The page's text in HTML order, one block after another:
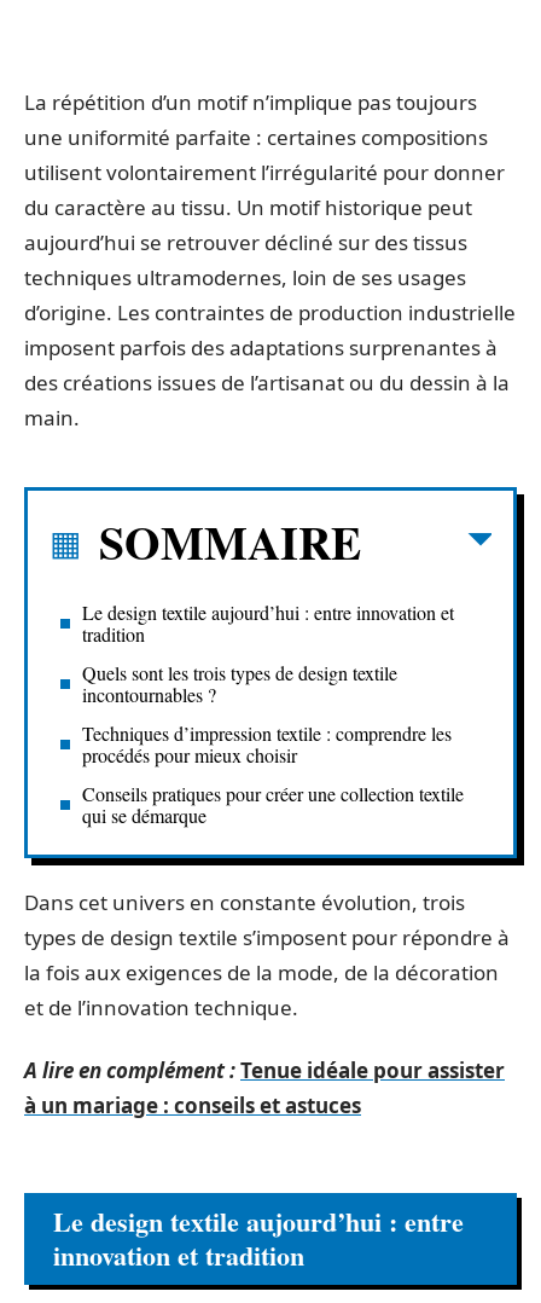
La répétition d’un motif n’implique pas toujours
une uniformité parfaite : certaines compositions
utilisent volontairement l’irrégularité pour donner
du caractère au tissu. Un motif historique peut
aujourd’hui se retrouver décliné sur des tissus
techniques ultramodernes, loin de ses usages
d’origine. Les contraintes de production industrielle
imposent parfois des adaptations surprenantes à
des créations issues de l’artisanat ou du dessin à la
main.
SOMMAIRE
Le design textile aujourd’hui : entre innovation et
tradition
Quels sont les trois types de design textile
incontournables ?
Techniques d’impression textile : comprendre les
procédés pour mieux choisir
Conseils pratiques pour créer une collection textile
qui se démarque
Dans cet univers en constante évolution, trois
types de design textile s’imposent pour répondre à
la fois aux exigences de la mode, de la décoration
et de l’innovation technique.
A lire en complément :Tenue idéale pour assister
à un mariage : conseils et astuces
Le design textile aujourd’hui : entre
innovation et tradition